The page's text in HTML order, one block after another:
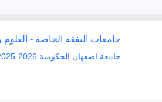
جامعات النفقه الخاصة - العلوم
جامعة اصفهان الحكومية 2026-2025